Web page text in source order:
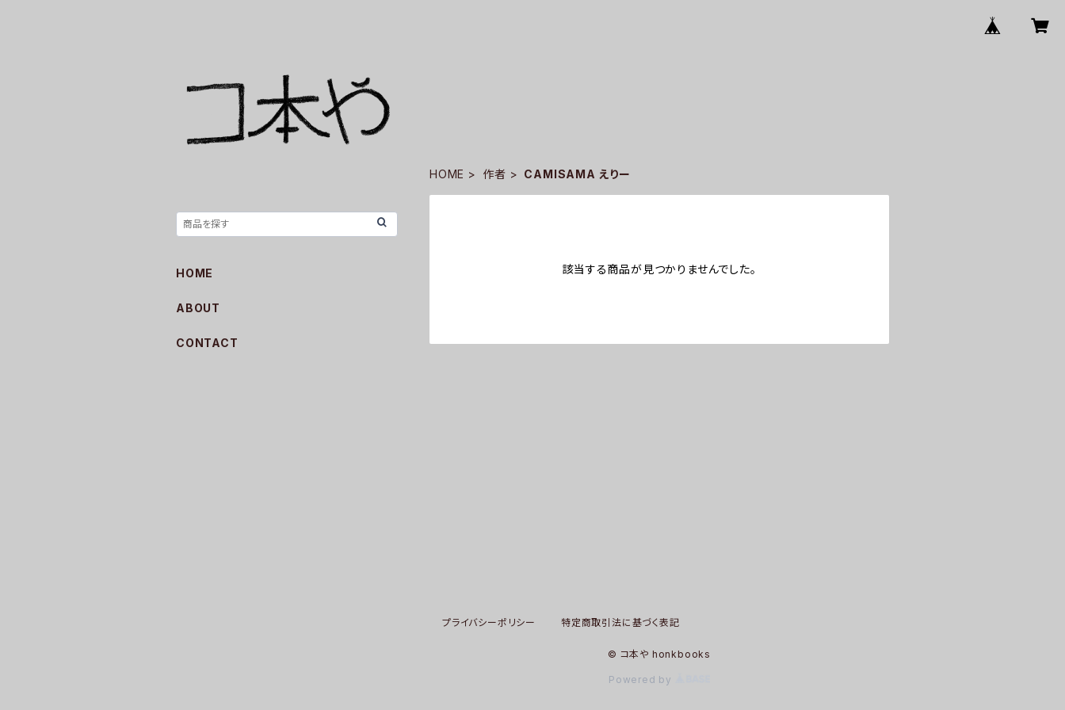
HOME 作者 CAMISAMA えりー
該当する商品が見つかりませんでした。
HOME
ABOUT
CONTACT
プライバシーポリシー 特定商取引法に基づく表記
© コ本や honkbooks
Powered by